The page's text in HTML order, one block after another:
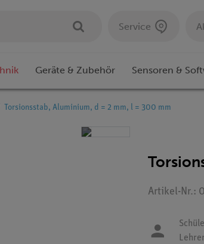
Service
Geräte & Zubehör Sensoren &
Torsionsstab, Aluminium, d = 2 mm, l = 300 mm
Artikel-Nr.: